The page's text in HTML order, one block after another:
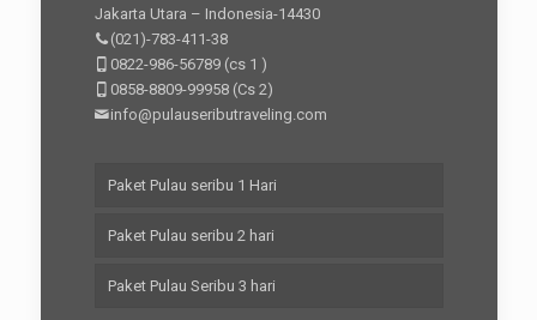
Jakarta Utara – Indonesia-14430
(021)-783-411-38
0822-986-56789(cs 1 )
0858-8809-99958(Cs 2)
info@pulauseributraveling.com
Paket Pulau seribu 1 Hari
Paket Pulau seribu 2 hari
Paket Pulau Seribu 3 hari